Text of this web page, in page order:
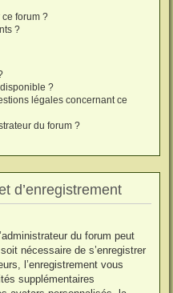
forum ?
?
?
légales concernant ce
du forum ?
d’enregistrement
du forum peut
nécessaire de s’enregistrer
l’enregistrement vous
supplémentaires